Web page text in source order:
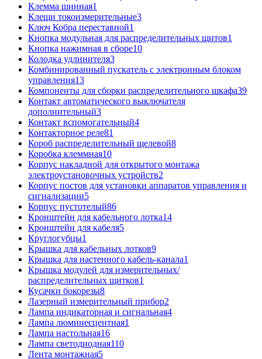
Клемма шинная1
Клещи токоизмерительные3
Ключ Кобра переставной1
Кнопка модульная для распределительных щитов1
Кнопка нажимная в сборе10
Колодка удлинителя3
Комбинированный пускатель с электронным блоком
управления13
Компоненты для сборки распределительного шкафа39
Контакт автоматического выключателя
дополнительный3
Контакт вспомогательный4
Контакторное реле81
Короб распределительный щелевой8
Коробка клеммная10
Корпус накладной для открытого монтажа
электроустановочных устройств2
Корпус постов для установки аппаратов управления и
сигнализации5
Корпус пустотелый86
Кронштейн для кабельного лотка14
Кронштейн для кабеля5
Круглогубцы1
Крышка для кабельных лотков9
Крышка для настенного кабель-канала1
Крышка модулей для измерительных/
распределительных щитков1
Кусачки бокорезы8
Лазерный измерительный прибор2
Лампа индикаторная и сигнальная4
Лампа люминесцентная1
Лампа настольная16
Лампа светодиодная110
Лента монтажная5